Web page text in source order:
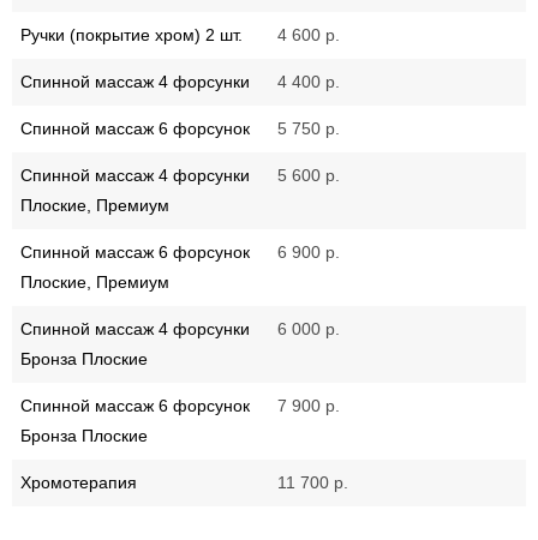
Ручки (покрытие хром) 2 шт. 4 600 р.
Спинной массаж 4 форсунки 4 400 р.
Спинной массаж 6 форсунок 5 750 р.
Спинной массаж 4 форсунки
Плоские, Премиум
5 600 р.
Спинной массаж 6 форсунок
Плоские, Премиум
6 900 р.
Спинной массаж 4 форсунки
Бронза Плоские
6 000 р.
Спинной массаж 6 форсунок
Бронза Плоские
7 900 р.
Хромотерапия 11 700 р.